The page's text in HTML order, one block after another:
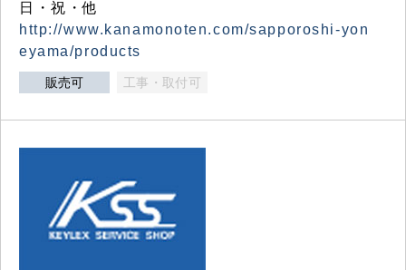
日・祝・他
http://www.kanamonoten.com/sapporoshi-yon
eyama/products
販売可 工事・取付可